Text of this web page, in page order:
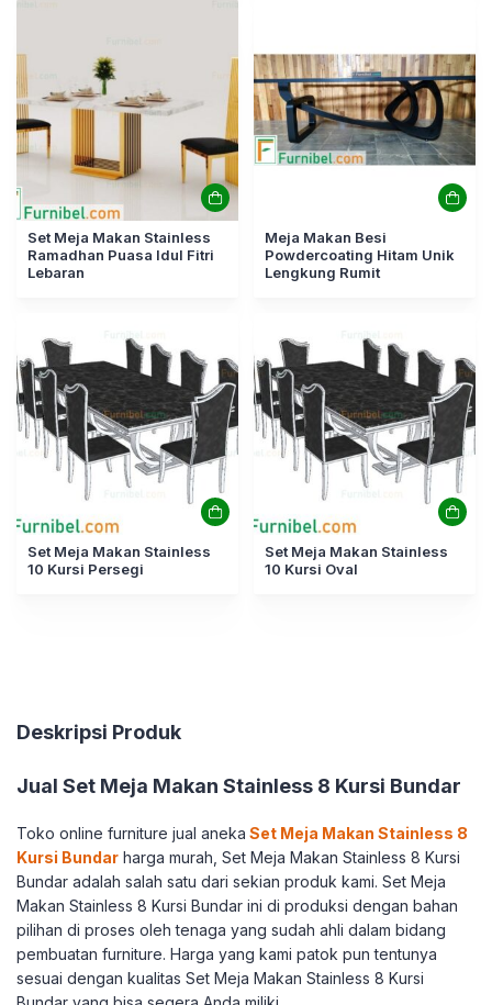
Set Meja Makan Stainless
Ramadhan Puasa Idul Fitri
Lebaran
Meja Makan Besi
Powdercoating Hitam Unik
Lengkung Rumit
Set Meja Makan Stainless
10 Kursi Persegi
Set Meja Makan Stainless
10 Kursi Oval
Deskripsi Produk
Jual Set Meja Makan Stainless 8 Kursi Bundar
Toko online furniture jual aneka Set Meja Makan Stainless 8
Kursi Bundar harga murah, Set Meja Makan Stainless 8 Kursi
Bundar adalah salah satu dari sekian produk kami. Set Meja
Makan Stainless 8 Kursi Bundar ini di produksi dengan bahan
pilihan di proses oleh tenaga yang sudah ahli dalam bidang
pembuatan furniture. Harga yang kami patok pun tentunya
sesuai dengan kualitas Set Meja Makan Stainless 8 Kursi